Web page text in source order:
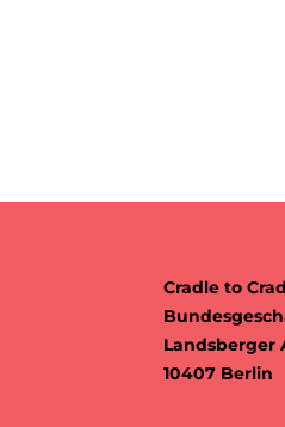
Cradle to
Landsberger
10407 Berlin